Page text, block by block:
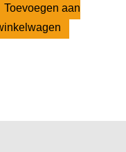
Toevoegen aan